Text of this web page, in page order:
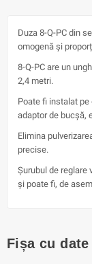
Duza 8-Q-PC din
omogenă și
8-Q-PC are un
2,4 metri.
Poate fi instalat pe
adaptor de bucșă,
Elimina
precise.
Șurubul de reglare
și poate fi, de
Fișa cu date